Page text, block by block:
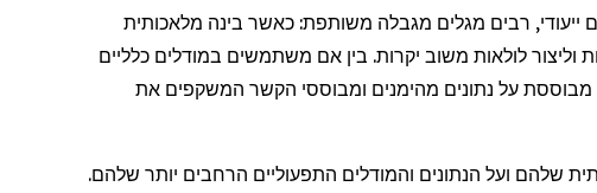
ייעודי, רבים מגלים מגבלה משותפת: כאשר בינה מלאכותית
לולאות משוב יקרות. בין אם משתמשים במודלים כלליים
מבוססת על נתונים מהימנים ומבוססי הקשר המשקפים את
שלהם ועל הנתונים והמודלים התפעוליים הרחבים יותר שלהם.